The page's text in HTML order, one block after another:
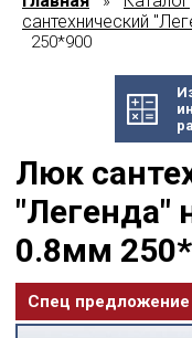
сантехнический
250*900
Люк
"Легенда"
0.8мм
Спец предложение